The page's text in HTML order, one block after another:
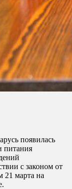
появилась
питания
с законом от
21 марта на